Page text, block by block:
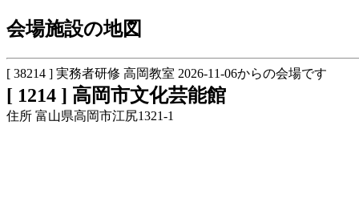
会場施設の地図
[ 38214 ] 実務者研修 高岡教室 2026-11-06からの会場です
[ 1214 ] 高岡市文化芸能館
住所 富山県高岡市江尻1321-1